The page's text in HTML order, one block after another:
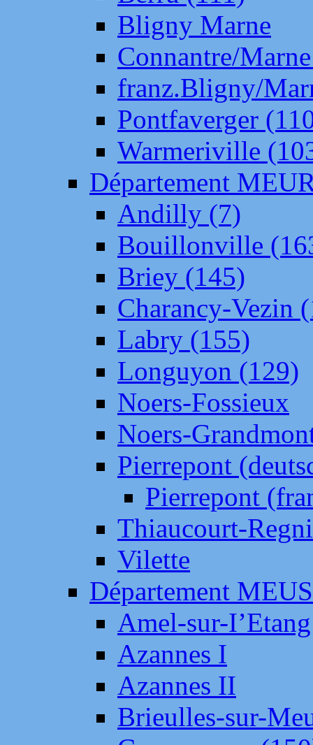
Bligny Marne
Connantre/
franz.Bligny/
Pontfaverger
Warmeriville
Département
Andilly (7)
Bouillonville
Briey (145)
Charancy-Vezin
Labry (155)
Longuyon (129)
Noers-Fossieux
Noers-
Pierrepont
Pierrepont
Thiaucourt-
Vilette
Département
Amel-sur-
Azannes I
Azannes II
Brieulles-sur-